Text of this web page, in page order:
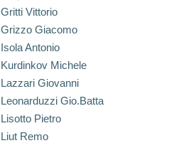
Gritti Vittorio
Grizzo Giacomo
Isola Antonio
Kurdinkov Michele
Lazzari Giovanni
Leonarduzzi Gio.Batta
Lisotto Pietro
Liut Remo